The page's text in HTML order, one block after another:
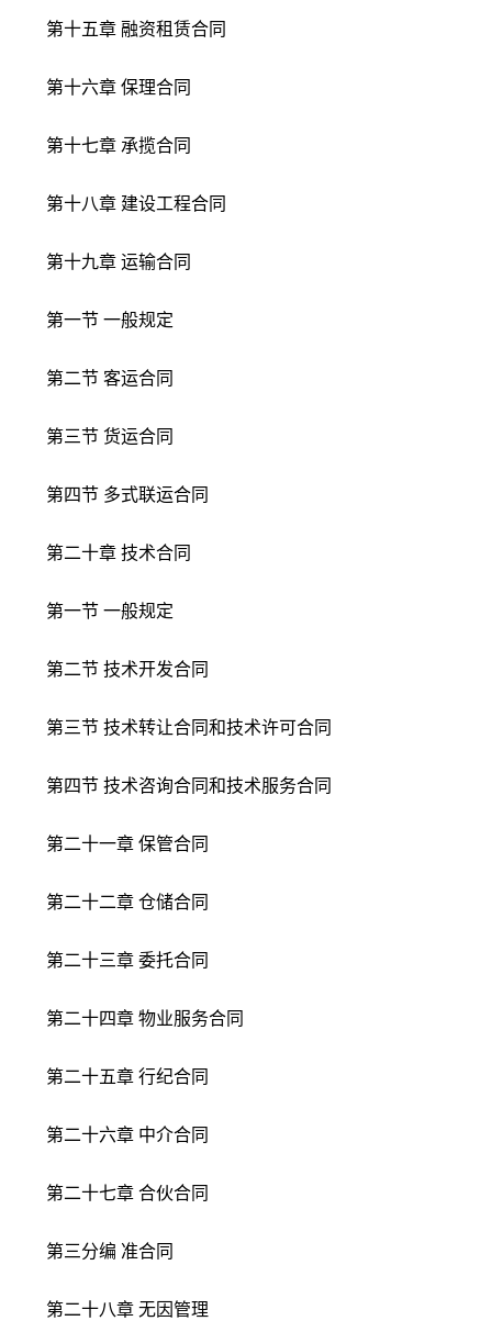
第十五章 融资租赁合同
第十六章 保理合同
第十七章 承揽合同
第十八章 建设工程合同
第十九章 运输合同
第一节 一般规定
第二节 客运合同
第三节 货运合同
第四节 多式联运合同
第二十章 技术合同
第一节 一般规定
第二节 技术开发合同
第三节 技术转让合同和技术许可合同
第四节 技术咨询合同和技术服务合同
第二十一章 保管合同
第二十二章 仓储合同
第二十三章 委托合同
第二十四章 物业服务合同
第二十五章 行纪合同
第二十六章 中介合同
第二十七章 合伙合同
第三分编 准合同
第二十八章 无因管理